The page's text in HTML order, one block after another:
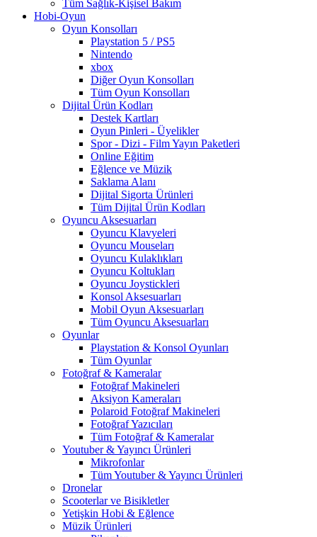
Tüm Sağlık-Kişisel Bakım
Hobi-Oyun
Oyun Konsolları
Playstation 5 / PS5
Nintendo
xbox
Diğer Oyun Konsolları
Tüm Oyun Konsolları
Dijital Ürün Kodları
Destek Kartları
Oyun Pinleri - Üyelikler
Spor - Dizi - Film Yayın Paketleri
Online Eğitim
Eğlence ve Müzik
Saklama Alanı
Dijital Sigorta Ürünleri
Tüm Dijital Ürün Kodları
Oyuncu Aksesuarları
Oyuncu Klavyeleri
Oyuncu Mouseları
Oyuncu Kulaklıkları
Oyuncu Koltukları
Oyuncu Joystickleri
Konsol Aksesuarları
Mobil Oyun Aksesuarları
Tüm Oyuncu Aksesuarları
Oyunlar
Playstation & Konsol Oyunları
Tüm Oyunlar
Fotoğraf & Kameralar
Fotoğraf Makineleri
Aksiyon Kameraları
Polaroid Fotoğraf Makineleri
Fotoğraf Yazıcıları
Tüm Fotoğraf & Kameralar
Youtuber & Yayıncı Ürünleri
Mikrofonlar
Tüm Youtuber & Yayıncı Ürünleri
Dronelar
Scooterlar ve Bisikletler
Yetişkin Hobi & Eğlence
Müzik Ürünleri